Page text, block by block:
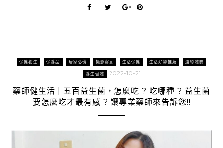
保健養生 保養品 居家必備 攝影寫真 生活保健 生活好物推薦 邀約體驗
養生健體 2022-10-21
藥師健生活 | 五百益生菌，怎麼吃 ? 吃哪種 ? 益生菌
要怎麼吃才最有感 ? 讓專業藥師來告訴您!!